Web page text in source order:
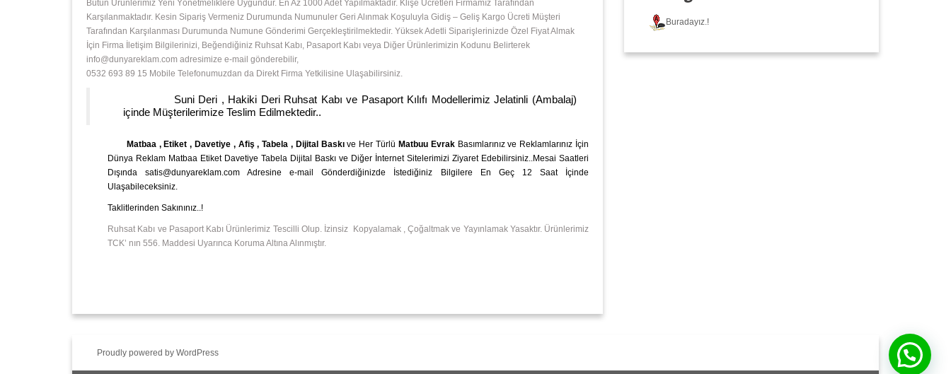
Bütün Ürünlerimiz Yeni Yönetmeliklere Uygundur. En Az 1000 Adet Yapılmaktadır. Klişe Ücretleri Firmamız Tarafından
Karşılanmaktadır. Kesin Sipariş Vermeniz Durumunda Numunuler Geri Alınmak Koşuluyla Gidiş – Geliş Kargo Ücreti Müşteri
Tarafından Karşılanması Durumunda Numune Gönderimi Gerçekleştirilmektedir. Yüksek Adetli Siparişlerinizde Özel Fiyat Almak
İçin Firma İletişim Bilgilerinizi, Beğendiğiniz Ruhsat Kabı, Pasaport Kabı veya Diğer Ürünlerimizin Kodunu Belirterek
info@dunyareklam.com adresimize e-mail gönderebilir,
0532 693 89 15 Mobile Telefonumuzdan da Direkt Firma Yetkilisine Ulaşabilirsiniz.
Suni Deri , Hakiki Deri Ruhsat Kabı ve Pasaport Kılıfı Modellerimiz Jelatinli (Ambalaj)
içinde Müşterilerimize Teslim Edilmektedir..
Matbaa , Etiket , Davetiye , Afiş , Tabela , Dijital Baskıve Her Türlü Matbuu EvrakBasımlarınız ve Reklamlarınız İçin
Dünya Reklam Matbaa Etiket Davetiye Tabela Dijital Baskı ve Diğer İnternet Sitelerimizi Ziyaret Edebilirsiniz..Mesai Saatleri
Dışında satis@dunyareklam.com Adresine e-mail Gönderdiğinizde İstediğiniz Bilgilere En Geç 12 Saat İçinde
Ulaşabileceksiniz.
Taklitlerinden Sakınınız..!
Ruhsat Kabı ve Pasaport Kabı Ürünlerimiz Tescilli Olup. İzinsiz Kopyalamak , Çoğaltmak ve Yayınlamak Yasaktır. Ürünlerimiz
TCK’ nın 556. Maddesi Uyarınca Koruma Altına Alınmıştır.
Buradayız.!
Proudly powered by WordPress